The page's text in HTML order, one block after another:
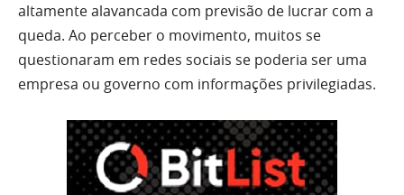
altamente alavancada com previsão de lucrar com a
queda. Ao perceber o movimento, muitos se
questionaram em redes sociais se poderia ser uma
empresa ou governo com informações privilegiadas.